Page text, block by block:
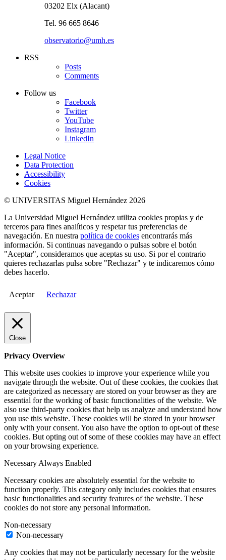
03202 Elx (Alacant)
Tel. 96 665 8646
observatorio@umh.es
RSS
Posts
Comments
Follow us
Facebook
Twitter
YouTube
Instagram
LinkedIn
Legal Notice
Data Protection
Accessibility
Cookies
© UNIVERSITAS Miguel Hernández 2026
La Universidad Miguel Hernández utiliza cookies propias y de
terceros para fines analíticos y respetar tus preferencias de
navegación. En nuestra política de cookies encontrarás más
información. Si continuas navegando o pulsas sobre el botón
"Aceptar", consideramos que aceptas su uso. Si por el contrario
quieres rechazarlas pulsa sobre "Rechazar" y te indicaremos cómo
debes hacerlo.
Aceptar Rechazar
Close
Privacy Overview
This website uses cookies to improve your experience while you
navigate through the website. Out of these cookies, the cookies that
are categorized as necessary are stored on your browser as they are
essential for the working of basic functionalities of the website. We
also use third-party cookies that help us analyze and understand how
you use this website. These cookies will be stored in your browser
only with your consent. You also have the option to opt-out of these
cookies. But opting out of some of these cookies may have an effect
on your browsing experience.
Necessary Always Enabled
Necessary cookies are absolutely essential for the website to
function properly. This category only includes cookies that ensures
basic functionalities and security features of the website. These
cookies do not store any personal information.
Non-necessary
Non-necessary
Any cookies that may not be particularly necessary for the website